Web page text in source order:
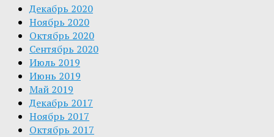
Декабрь 2020
Ноябрь 2020
Октябрь 2020
Сентябрь 2020
Июль 2019
Июнь 2019
Май 2019
Декабрь 2017
Ноябрь 2017
Октябрь 2017